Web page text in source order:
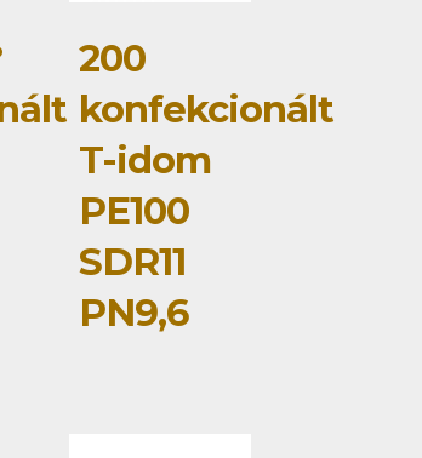
200
konfekcionált
T-idom
PE100
SDR11
PN9,6